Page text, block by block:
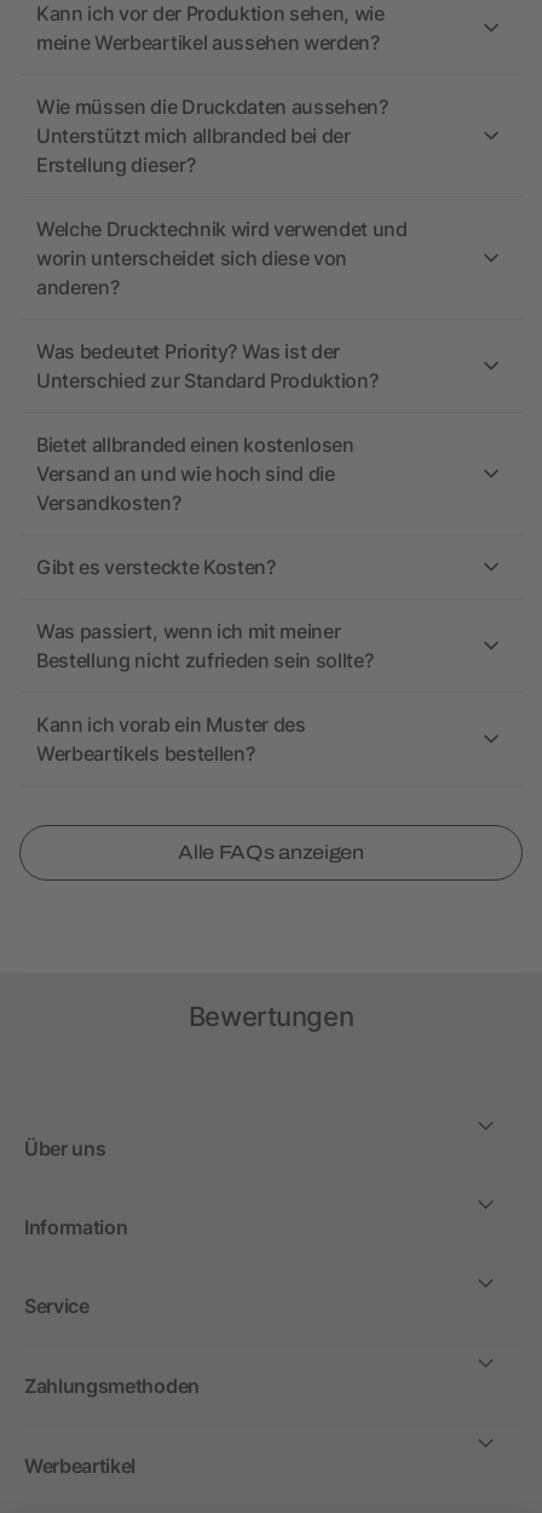
Kann ich vor der Produktion sehen, wie
meine Werbeartikel aussehen werden?
Wie müssen die Druckdaten aussehen?
Unterstützt mich allbranded bei der
Erstellung dieser?
Welche Drucktechnik wird verwendet und
worin unterscheidet sich diese von
anderen?
Was bedeutet Priority? Was ist der
Unterschied zur Standard Produktion?
Bietet allbranded einen kostenlosen
Versand an und wie hoch sind die
Versandkosten?
Gibt es versteckte Kosten?
Was passiert, wenn ich mit meiner
Bestellung nicht zufrieden sein sollte?
Kann ich vorab ein Muster des
Werbeartikels bestellen?
Alle FAQs anzeigen
Bewertungen
Über uns
Information
Service
Zahlungsmethoden
Werbeartikel